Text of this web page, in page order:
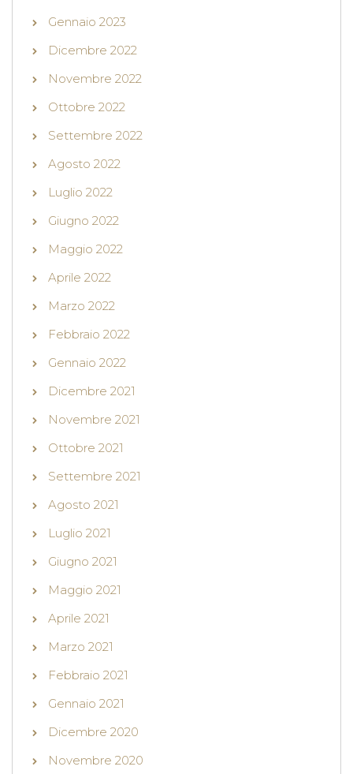
Gennaio 2023
Dicembre 2022
Novembre 2022
Ottobre 2022
Settembre 2022
Agosto 2022
Luglio 2022
Giugno 2022
Maggio 2022
Aprile 2022
Marzo 2022
Febbraio 2022
Gennaio 2022
Dicembre 2021
Novembre 2021
Ottobre 2021
Settembre 2021
Agosto 2021
Luglio 2021
Giugno 2021
Maggio 2021
Aprile 2021
Marzo 2021
Febbraio 2021
Gennaio 2021
Dicembre 2020
Novembre 2020